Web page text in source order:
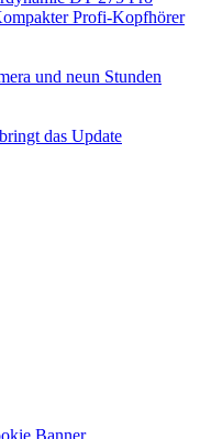
Profi-Kopfhörer
und neun Stunden
das Update
Banner